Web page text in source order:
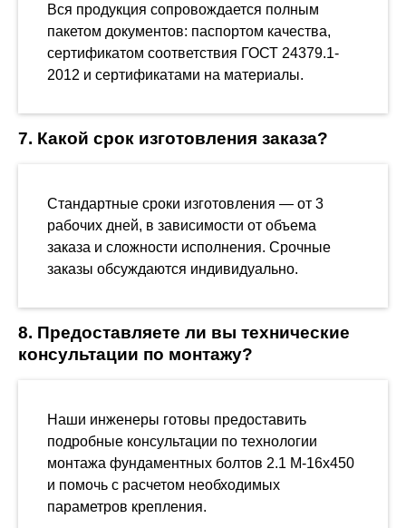
Вся продукция сопровождается полным
пакетом документов: паспортом качества,
сертификатом соответствия ГОСТ 24379.1-
2012 и сертификатами на материалы.
7. Какой срок изготовления заказа?
Стандартные сроки изготовления — от 3
рабочих дней, в зависимости от объема
заказа и сложности исполнения. Срочные
заказы обсуждаются индивидуально.
8. Предоставляете ли вы технические
консультации по монтажу?
Наши инженеры готовы предоставить
подробные консультации по технологии
монтажа фундаментных болтов 2.1 М-16х450
и помочь с расчетом необходимых
параметров крепления.